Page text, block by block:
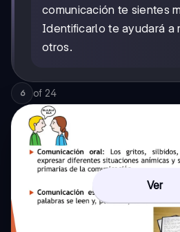
comunicación te sientes
Identificarlo te ayudará a
otros.
6 of 24
Ver